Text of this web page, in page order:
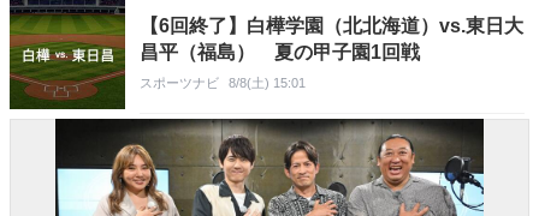
【6回終了】白樺学園（北北海道）vs.東日大
昌平（福島） 夏の甲子園1回戦
スポーツナビ 8/8(土) 15:01